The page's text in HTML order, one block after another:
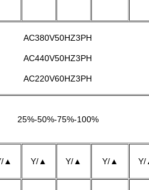
AC380V50HZ3PH
AC440V50HZ3PH
AC220V60HZ3PH
25%-50%-75%-100%
▲ Y/▲ Y/▲ Y/▲